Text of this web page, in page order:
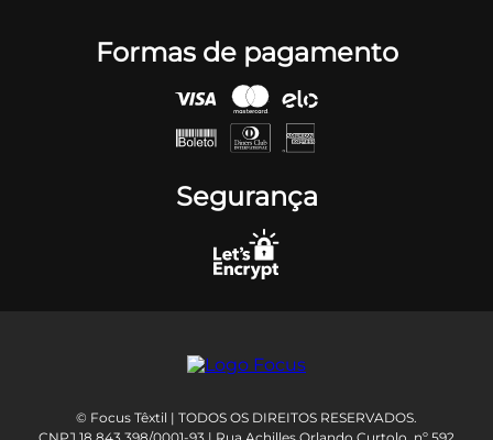
Formas de pagamento
Segurança
© Focus Têxtil | TODOS OS DIREITOS RESERVADOS.